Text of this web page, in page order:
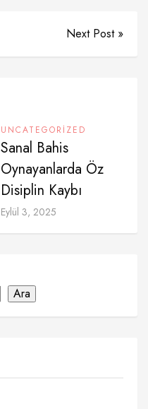
Next Post »
UNCATEGORIZED
Sanal Bahis
Oynayanlarda Öz
Disiplin Kaybı
Eylül 3, 2025
Ara